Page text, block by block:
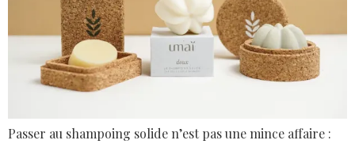
Passer au shampoing solide n’est pas une mince affaire :